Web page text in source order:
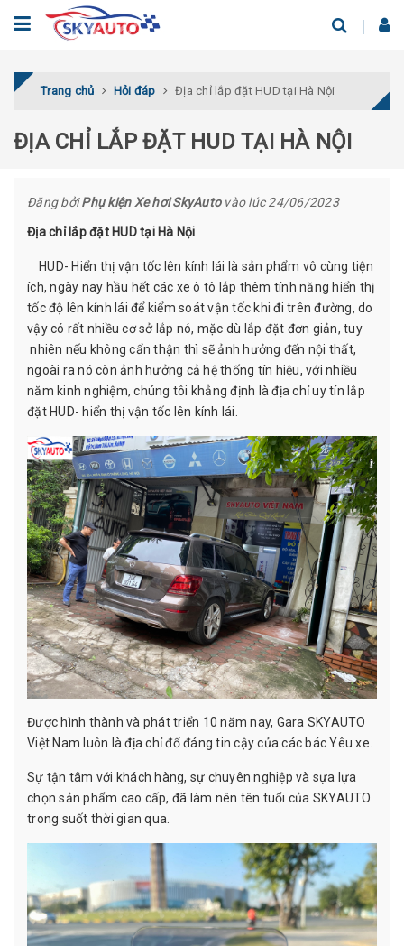
Trang chủ Hỏi đáp Địa chỉ lắp đặt HUD tại Hà Nội
ĐỊA CHỈ LẮP ĐẶT HUD TẠI HÀ NỘI
Đăng bởiPhụ kiện Xe hơi SkyAutovào lúc 24/06/2023
Địa chỉ lắp đặt HUD tại Hà Nội
HUD- Hiển thị vận tốc lên kính lái là sản phẩm vô cùng tiện
ích, ngày nay hầu hết các xe ô tô lắp thêm tính năng hiển thị
tốc độ lên kính lái để kiểm soát vận tốc khi đi trên đường, do
vậy có rất nhiều cơ sở lắp nó, mặc dù lắp đặt đơn giản, tuy
nhiên nếu không cẩn thận thì sẽ ảnh hưởng đến nội thất,
ngoài ra nó còn ảnh hưởng cả hệ thống tín hiệu, với nhiều
năm kinh nghiệm, chúng tôi khẳng định là địa chỉ uy tín lắp
đặt HUD- hiển thị vận tốc lên kính lái.
Được hình thành và phát triển 10 năm nay, Gara SKYAUTO
Việt Nam luôn là địa chỉ đổ đáng tin cậy của các bác Yêu xe.
Sự tận tâm với khách hàng, sự chuyên nghiệp và sựa lựa
chọn sản phẩm cao cấp, đã làm nên tên tuổi của SKYAUTO
trong suốt thời gian qua.